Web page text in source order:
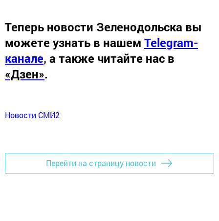
Теперь новости Зеленодольска вы
можете узнать в нашем Telegram-
канале, а также читайте нас в
«Дзен».
Новости СМИ2
Перейти на страницу новости